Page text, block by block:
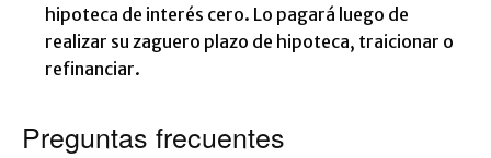
hipoteca de interés cero. Lo pagará luego de
realizar su zaguero plazo de hipoteca, traicionar o
refinanciar.
Preguntas frecuentes